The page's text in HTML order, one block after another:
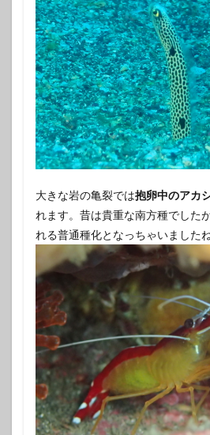
大きな岩の亀裂では抱卵中のアカ
れます。昔は貴重な南方種でした
れる普通種化となっちゃいましたね